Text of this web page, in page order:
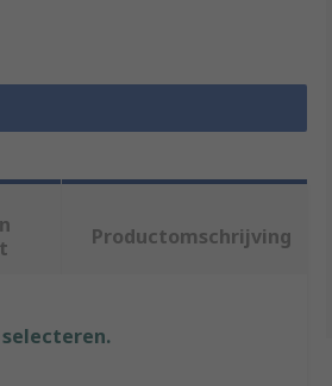
Productomschrijving